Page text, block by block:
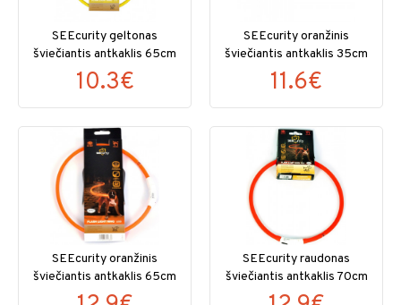
SEEcurity geltonas
šviečiantis antkaklis 65cm
10.3€
SEEcurity oranžinis
šviečiantis antkaklis 35cm
11.6€
SEEcurity oranžinis
šviečiantis antkaklis 65cm
SEEcurity raudonas
šviečiantis antkaklis 70cm